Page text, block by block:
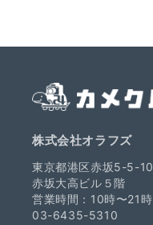
株式会社オラフズ
東京都港区赤坂5-5-10
赤坂大高ビル５階
営業時間：10時〜21時
03-6435-5310